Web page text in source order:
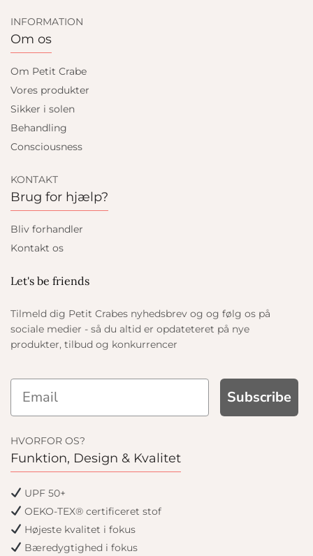
INFORMATION
Om os
Om Petit Crabe
Vores produkter
Sikker i solen
Behandling
Consciousness
KONTAKT
Brug for hjælp?
Bliv forhandler
Kontakt os
Let's be friends
Tilmeld dig Petit Crabes nyhedsbrev og og følg os på
sociale medier - så du altid er opdateteret på nye
produkter, tilbud og konkurrencer
Subscribe
HVORFOR OS?
Funktion, Design & Kvalitet
UPF 50+
OEKO-TEX® certificeret stof
Højeste kvalitet i fokus
Bæredygtighed i fokus